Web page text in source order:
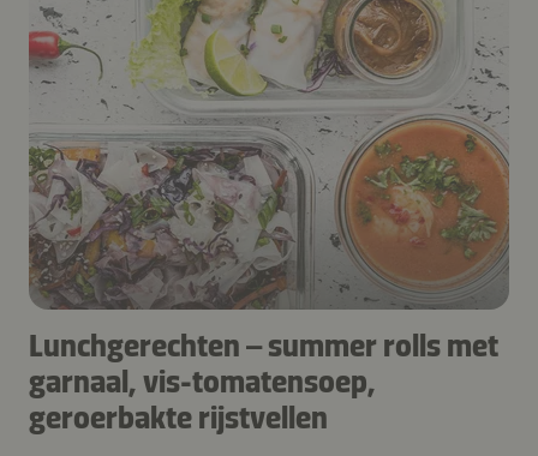
Lunchgerechten – summer rolls met
garnaal, vis-tomatensoep,
geroerbakte rijstvellen